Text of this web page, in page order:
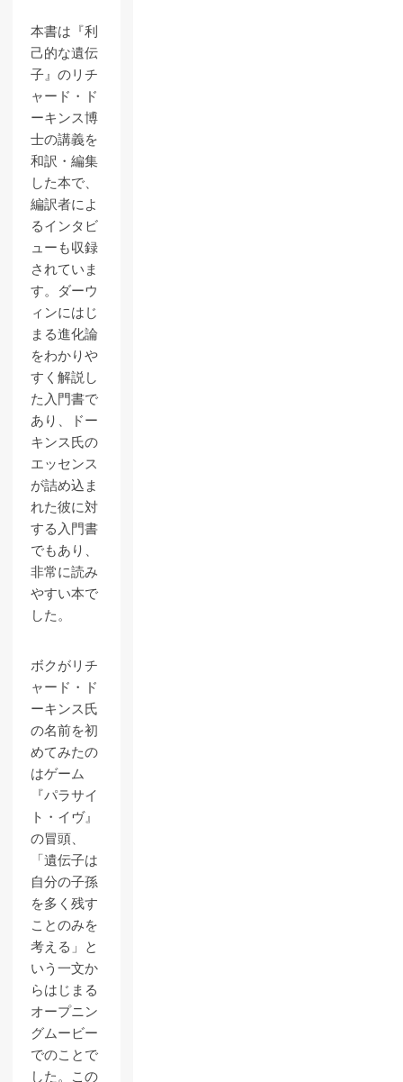
本書は『利
己的な遺伝
子』のリチ
ャード・ド
ーキンス博
士の講義を
和訳・編集
した本で、
編訳者によ
るインタビ
ューも収録
されていま
す。ダーウ
ィンにはじ
まる進化論
をわかりや
すく解説し
た入門書で
あり、ドー
キンス氏の
エッセンス
が詰め込ま
れた彼に対
する入門書
でもあり、
非常に読み
やすい本で
した。
ボクがリチ
ャード・ド
ーキンス氏
の名前を初
めてみたの
はゲーム
『パラサイ
ト・イヴ』
の冒頭、
「遺伝子は
自分の子孫
を多く残す
ことのみを
考える」と
いう一文か
らはじまる
オープニン
グムービー
でのことで
した。この